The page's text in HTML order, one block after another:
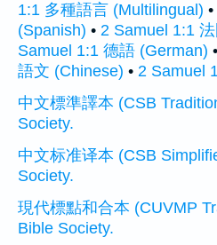
1:1 多種語言 (Multilingual) •
(Spanish) • 2 Samuel 1:1
Samuel 1:1 德語 (German) •
語文 (Chinese) • 2 Samuel
中文標準譯本 (CSB
Society.
中文标准译本 (CSB
Society.
現代標點和合本 (CUVMP
Bible Society.